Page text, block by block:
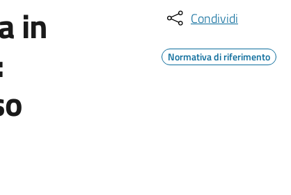
in Condividi
Normativa di riferimento